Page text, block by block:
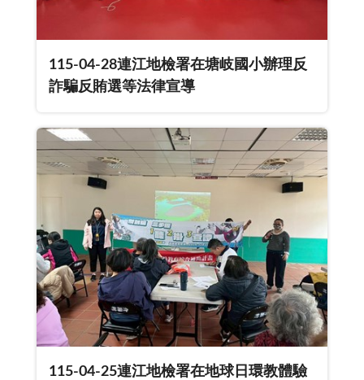
115-04-28連江地檢署在塘岐國小辦理反
詐騙反賄選等法律宣導
115-04-25連江地檢署在地球日環教體驗